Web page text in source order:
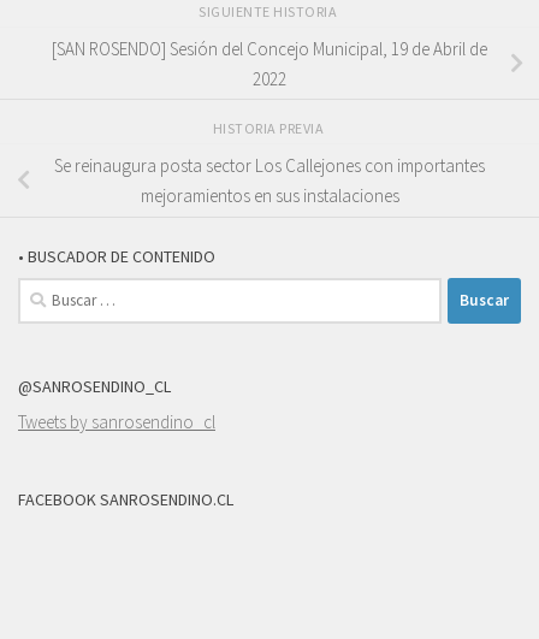
SIGUIENTE HISTORIA
[SAN ROSENDO] Sesión del Concejo Municipal, 19 de Abril de
2022
HISTORIA PREVIA
Se reinaugura posta sector Los Callejones con importantes
mejoramientos en sus instalaciones
• BUSCADOR DE CONTENIDO
Buscar:
@SANROSENDINO_CL
Tweets by sanrosendino_cl
FACEBOOK SANROSENDINO.CL